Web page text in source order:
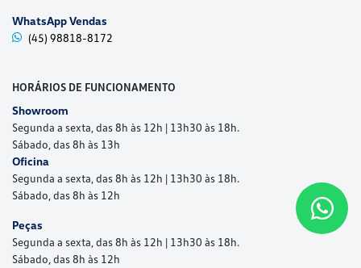
WhatsApp Vendas
(45) 98818-8172
HORÁRIOS DE FUNCIONAMENTO
Showroom
Segunda a sexta, das 8h às 12h | 13h30 às 18h.
Sábado, das 8h às 13h
Oficina
Segunda a sexta, das 8h às 12h | 13h30 às 18h.
Sábado, das 8h às 12h
Peças
Segunda a sexta, das 8h às 12h | 13h30 às 18h.
Sábado, das 8h às 12h